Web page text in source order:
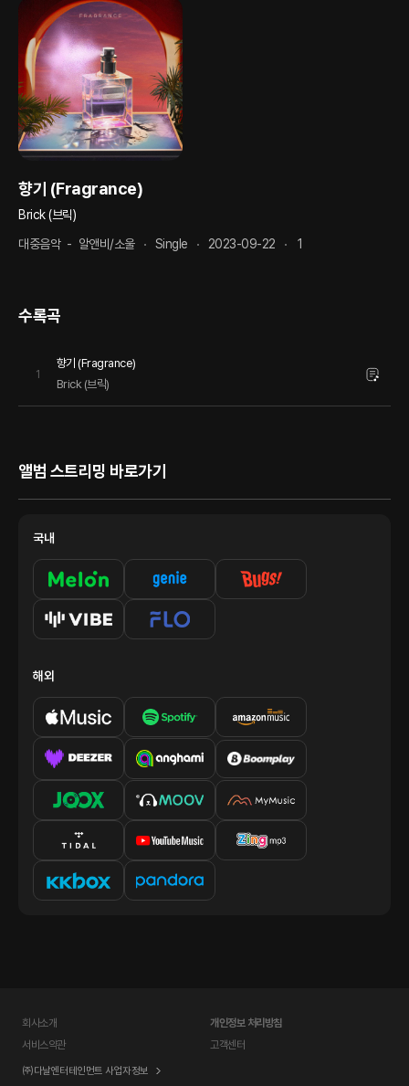
향기 (Fragrance)
Brick (브릭)
대중음악- 알앤비/소울 Single 2023-09-22 1
수록곡
1
향기 (Fragrance)
Brick (브릭)
앨범 스트리밍 바로가기
국내
해외
회사소개
개인정보 처리방침
서비스약관
고객센터
㈜다날엔터테인먼트 사업자정보